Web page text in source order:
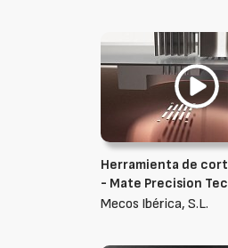
Herramienta de
- Mate Precision
Mecos Ibérica, S.L.